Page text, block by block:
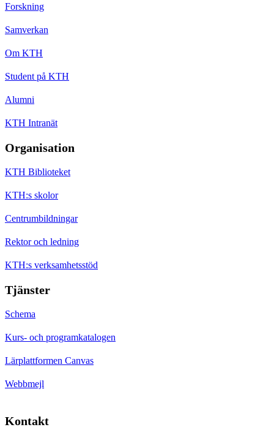
Forskning
Samverkan
Om KTH
Student på KTH
Alumni
KTH Intranät
Organisation
KTH Biblioteket
KTH:s skolor
Centrumbildningar
Rektor och ledning
KTH:s verksamhetsstöd
Tjänster
Schema
Kurs- och programkatalogen
Lärplattformen Canvas
Webbmejl
Kontakt